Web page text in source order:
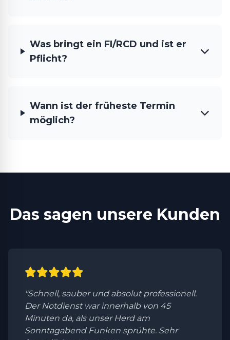
Was bringt ein FI/RCD und ist er
Pflicht?
Wann ist der früheste Termin
möglich?
Das sagen unsere Kunden
"Schnell, sauber und absolut professionell.
Der Notdienst war innerhalb von 45
Minuten da, als unser Herd am
Sonntagabend Funken sprühte. Sehr